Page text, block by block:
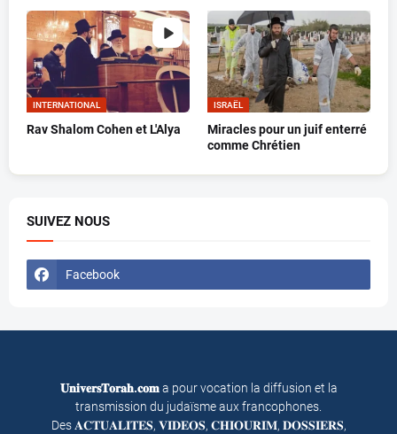
INTERNATIONAL
Rav Shalom Cohen et L'Alya
ISRAËL
Miracles pour un juif enterré
comme Chrétien
SUIVEZ NOUS
Facebook
𝐔𝐧𝐢𝐯𝐞𝐫𝐬𝐓𝐨𝐫𝐚𝐡.𝐜𝐨𝐦a pour vocation la diffusion et la
transmission du judaïsme aux francophones.
Des 𝐀𝐂𝐓𝐔𝐀𝐋𝐈𝐓𝐄𝐒, 𝐕𝐈𝐃𝐄𝐎𝐒, 𝐂𝐇𝐈𝐎𝐔𝐑𝐈𝐌, 𝐃𝐎𝐒𝐒𝐈𝐄𝐑𝐒,